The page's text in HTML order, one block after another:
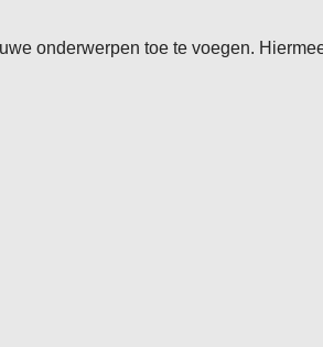
onderwerpen toe te voegen.